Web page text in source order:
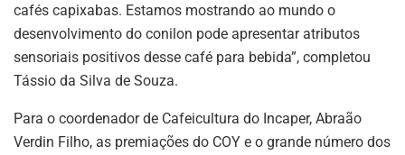
cafés capixabas. Estamos mostrando ao mundo o
desenvolvimento do conilon pode apresentar atributos
sensoriais positivos desse café para bebida”, completou
Tássio da Silva de Souza.
Para o coordenador de Cafeicultura do Incaper, Abraão
Verdin Filho, as premiações do COY e o grande número dos